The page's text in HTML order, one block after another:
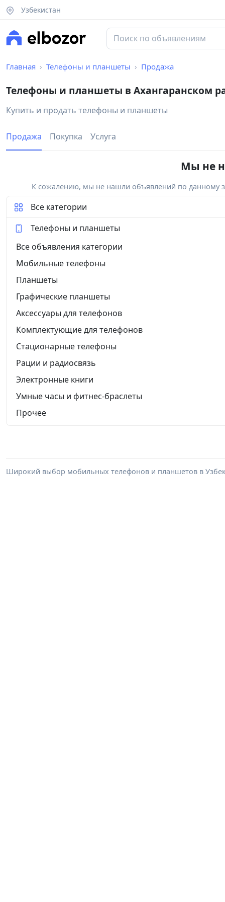
Узбекистан
Главная Телефоны и планшеты Продажа
Телефоны и планшеты в Ахангаранском
Купить и продать телефоны и планшеты
Продажа Покупка Услуга
Мы не
К сожалению, мы не нашли объявлений по данному
Все категории
Телефоны и планшеты
Все объявления категории
Мобильные телефоны
Планшеты
Графические планшеты
Аксессуары для телефонов
Комплектующие для телефонов
Стационарные телефоны
Рации и радиосвязь
Электронные книги
Умные часы и фитнес-браслеты
Прочее
Широкий выбор мобильных телефонов и планшетов в